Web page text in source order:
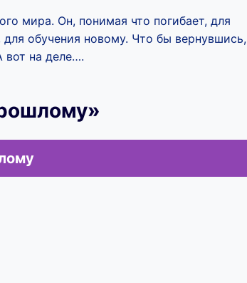
мира. Он, понимая что погибает, для
обучения новому. Что бы вернувшись,
вот на деле….